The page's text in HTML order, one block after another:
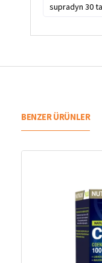
supradyn 30
BENZER ÜRÜNLER